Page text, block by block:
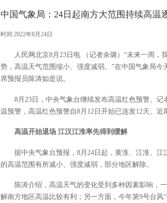
中国气象局：24日起南方大范围持续高温
时间:2022年8月24日
人民网北京8月23日电 （记者余璐）“未来一周
势，高温天气范围缩小、强度减弱。”在中国气象局
席预报员陈涛如是说。
8月23日，中央气象台继续发布高温红色预警。
温预警，高温红色预警自8月12日开始已连发12天。
高温开始退场 江汉江淮率先得到缓解
据中央气象台预报，8月24日起，黄淮、江淮、
的高温范围有所减小、强度减弱，部分地区解除。
陈涛介绍，高温天气的变化受到多种因素影响，
解南方地区高温比较有利；另一方面，今年第9号台